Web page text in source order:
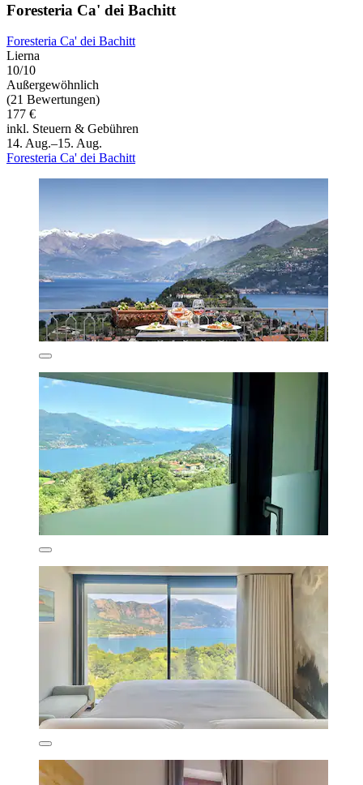
Foresteria Ca' dei Bachitt
Foresteria Ca' dei Bachitt
Lierna
10/10
Außergewöhnlich
(21 Bewertungen)
177 €
inkl. Steuern & Gebühren
14. Aug.–15. Aug.
Foresteria Ca' dei Bachitt